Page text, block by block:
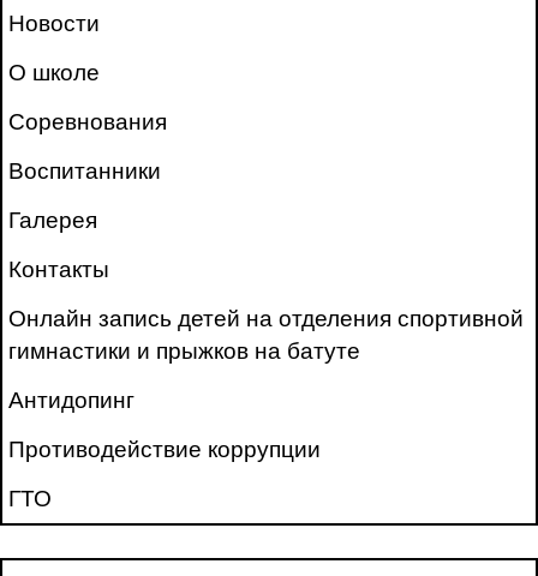
Новости
О школе
Соревнования
Воспитанники
Галерея
Контакты
Онлайн запись детей на отделения спортивной
гимнастики и прыжков на батуте
Антидопинг
Противодействие коррупции
ГТО